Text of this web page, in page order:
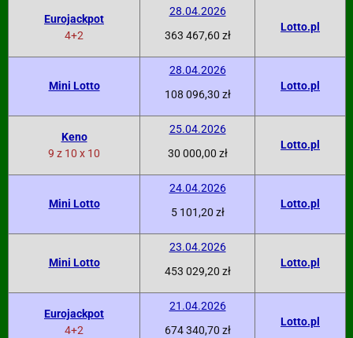
Eurojackpot
4+2
28.04.2026
363 467,60 zł
Lotto.pl
Mini Lotto
28.04.2026
108 096,30 zł
Lotto.pl
Keno
9 z 10 x 10
25.04.2026
30 000,00 zł
Lotto.pl
Mini Lotto
24.04.2026
5 101,20 zł
Lotto.pl
Mini Lotto
23.04.2026
453 029,20 zł
Lotto.pl
Eurojackpot
4+2
21.04.2026
674 340,70 zł
Lotto.pl